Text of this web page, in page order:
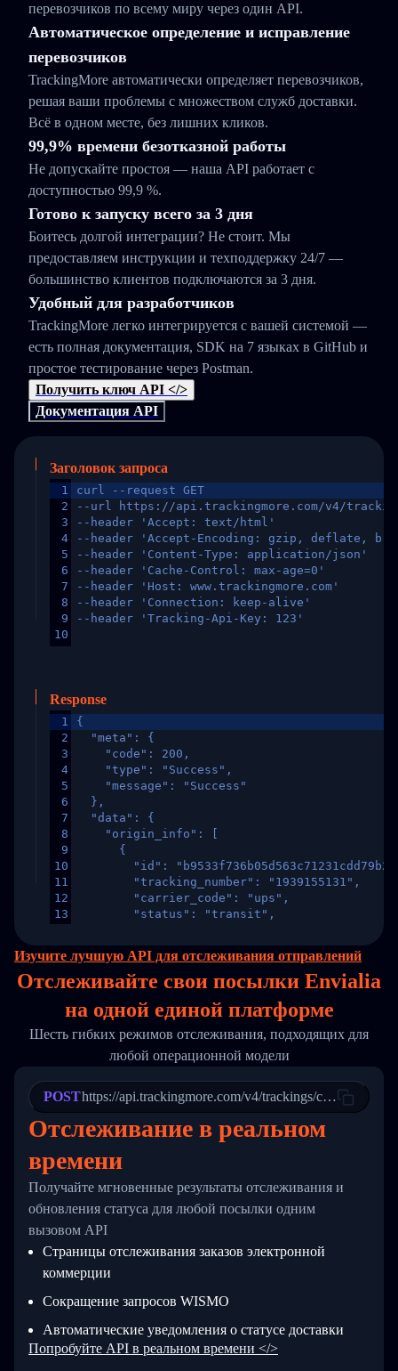
перевозчиков по всему миру через один API.
Автоматическое определение и исправление
перевозчиков
TrackingMore автоматически определяет перевозчиков,
решая ваши проблемы с множеством служб доставки.
Всё в одном месте, без лишних кликов.
99,9% времени безотказной работы
Не допускайте простоя — наша API работает с
доступностью 99,9 %.
Готово к запуску всего за 3 дня
Боитесь долгой интеграции? Не стоит. Мы
предоставляем инструкции и техподдержку 24/7 —
большинство клиентов подключаются за 3 дня.
Удобный для разработчиков
TrackingMore легко интегрируется с вашей системой —
есть полная документация, SDK на 7 языках в GitHub и
простое тестирование через Postman.
Получить ключ API </>
Документация API
Заголовок запроса
1
2
3
4
5
6
7
8
9
10
curl --request GET
--url https://api.trackingmore.com/v4/trackings/
--header 'Accept: text/html'
--header 'Accept-Encoding: gzip, deflate,
--header 'Content-Type: application/json'
--header 'Cache-Control: max-age=0'
--header 'Host: www.trackingmore.com'
--header 'Connection: keep-alive'
--header 'Tracking-Api-Key: 123'
Response
1
2
3
4
5
6
7
8
9
10
11
12
13
16
17
19
21
24
26
27
28
29
30
33
34
{
  "meta": {
    "code": 200,
    "type": "Success",
    "message": "Success"
  },
  "data": {
    "origin_info": [
      {
"id":
        "tracking_number": "1939155131",
        "carrier_code": "ups",
        "status": "transit",
        "itemTimeLength": 2,
        "weblink": "",
        "trackinfo": [
          {
            "Date": "2017-03-08 04: 22: 00",
"StatusDescription": "Departed
          },
          {
            "Date": "2017-03-06 15:28:00",
"StatusDescription": "Shipment
"Details": "BEIJING-
          }
        ]
  }
}
Изучите лучшую API для отслеживания отправлений
Отслеживайте свои посылки Envialia
на однойединой платформе
Шесть гибких режимов отслеживания, подходящих для
любой операционной модели
POSThttps://api.trackingmore.com/v4/trackings/create
Отслеживание в реальном
времени
Получайте мгновенные результаты отслеживания и
обновления статуса для любой посылки одним
вызовом API
Страницы отслеживания заказов электронной
коммерции
Сокращение запросов WISMO
Автоматические уведомления о статусе доставки
Попробуйте API в реальном времени </>